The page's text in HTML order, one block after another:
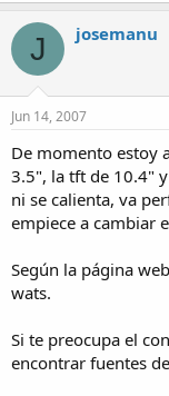
J josemanu
Jun 14, 2007
De momento estoy
3.5", la tft de 10.4"
ni se calienta, va
empiece a cambiar
Según la página
wats.
Si te preocupa el
encontrar fuentes